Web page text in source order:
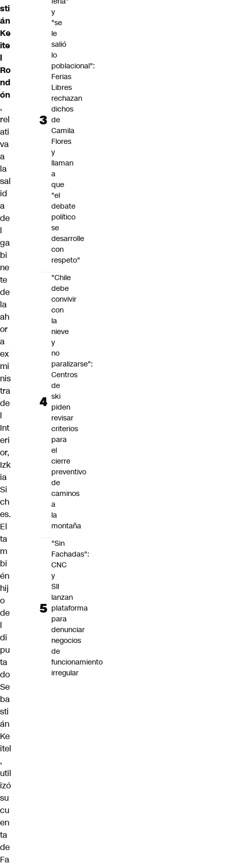
sti
án
Ke
ite
l
Ro
nd
ón
,
rel
ati
va
a
la
sal
id
a
de
l
ga
bi
ne
te
de
la
ah
or
a
ex
mi
nis
tra
de
l
Int
eri
or,
Izk
ia
Si
ch
es.
El
ta
m
bi
én
hij
o
de
l
di
pu
ta
do
Se
ba
sti
án
Ke
itel
,
util
izó
su
cu
en
ta
de
Fa
y
"se
le
salió
lo
poblacional":
Ferias
Libres
rechazan
dichos
de
Camila
Flores
y
llaman
a
que
"el
debate
político
se
desarrolle
con
respeto"
"Chile
debe
convivir
con
la
nieve
y
no
paralizarse":
Centros
de
ski
piden
revisar
criterios
para
el
cierre
preventivo
de
caminos
a
la
montaña
"Sin
Fachadas":
CNC
y
SII
lanzan
plataforma
para
denunciar
negocios
de
funcionamiento
irregular